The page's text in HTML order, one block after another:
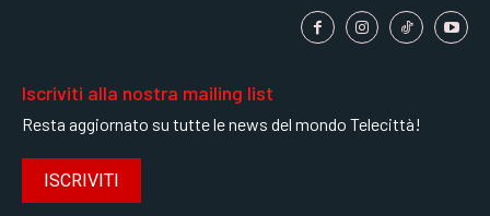
Iscriviti alla nostra mailing list
Resta aggiornato su tutte le news del mondo Telecittà!
ISCRIVITI